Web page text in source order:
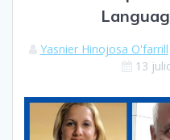
Yasnier Hinojosa O'farrill
13